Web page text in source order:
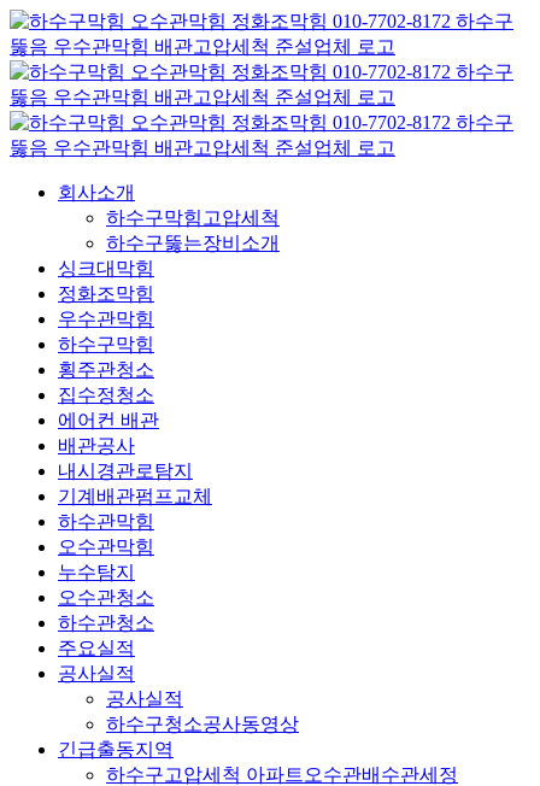
콘
텐
츠
로
건
너
회사소개
하수구막힘고압세척
하수구뚫는장비소개
싱크대막힘
정화조막힘
우수관막힘
하수구막힘
횡주관청소
집수정청소
에어컨 배관
배관공사
내시경관로탐지
기계배관펌프교체
하수관막힘
오수관막힘
누수탐지
오수관청소
하수관청소
주요실적
공사실적
공사실적
하수구청소공사동영상
긴급출동지역
하수구고압세척 아파트오수관배수관세정